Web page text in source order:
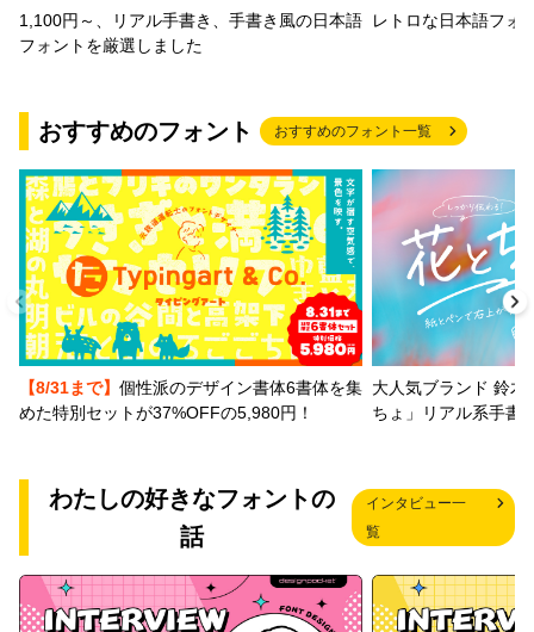
1,100円～、リアル手書き、手書き風の日本語
フォントを厳選しました
レトロな日本語フォ
おすすめのフォント おすすめのフォント一覧
【8/31まで】 個性派のデザイン書体6書体を集
めた特別セットが37%OFFの5,980円！
大人気ブランド 鈴木
ちょ」リアル系手書
わたしの好きなフォントの
話
インタビュー一
覧